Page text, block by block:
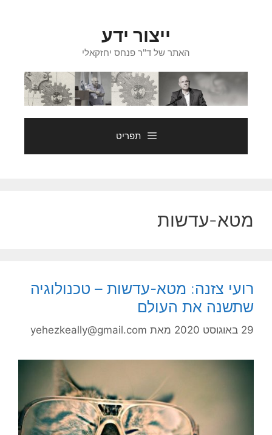
ייצור ידע
האתר של ד"ר פנחס יחזקאלי
תפריט
מטא-עדשות
רועי צזנה: מטא-עדשות – טכנולוגיה
שתשנה את העולם
29 באוגוסט 2020 מאת yehezkeally@gmail.com